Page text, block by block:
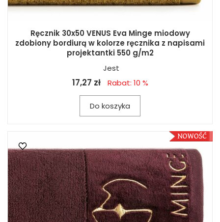
Ręcznik 30x50 VENUS Eva Minge miodowy
zdobiony bordiurą w kolorze ręcznika z napisami
projektantki 550 g/m2
Jest
17,27 zł Rabat: 10 %
Do koszyka